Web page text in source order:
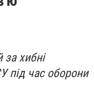
хибні
під час оборони